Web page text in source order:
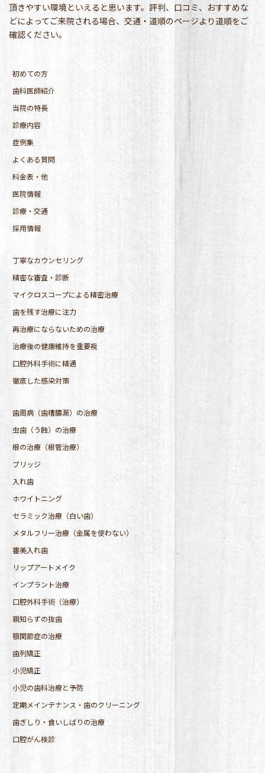
頂きやすい環境といえると思います。評判、口コミ、おすすめな
どによってご来院される場合、交通・道順のページより道順をご
確認ください。
初めての方
歯科医師紹介
当院の特長
診療内容
症例集
よくある質問
料金表・他
医院情報
診療・交通
採用情報
丁寧なカウンセリング
精密な審査・診断
マイクロスコープによる精密治療
歯を残す治療に注力
再治療にならないための治療
治療後の健康維持を重要視
口腔外科手術に精通
徹底した感染対策
歯周病（歯槽膿漏）の治療
虫歯（う蝕）の治療
根の治療（根管治療）
ブリッジ
入れ歯
ホワイトニング
セラミック治療（白い歯）
メタルフリー治療（金属を使わない）
審美入れ歯
リップアートメイク
インプラント治療
口腔外科手術（治療）
親知らずの抜歯
顎関節症の治療
歯列矯正
小児矯正
小児の歯科治療と予防
定期メインテナンス・歯のクリーニング
歯ぎしり・食いしばりの治療
口腔がん検診